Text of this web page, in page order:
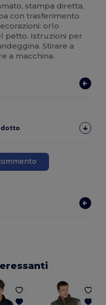
stampa diretta,
con trasferimento
orlo
petto. Istruzioni per
Stirare a
a macchina.